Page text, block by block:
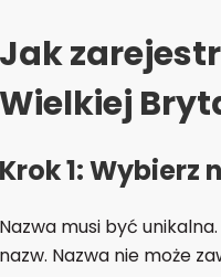
Jak
Wielkiej
Krok 1: Wybierz
Nazwa musi być
nazw. Nazwa nie może